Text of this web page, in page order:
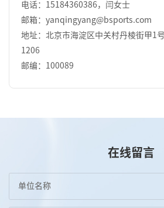
电话：15184360386，闫女士
邮箱：yanqingyang@bsports.com
地址：北京市海淀区中关村丹棱街甲1
1206
邮编：100089
在线留言